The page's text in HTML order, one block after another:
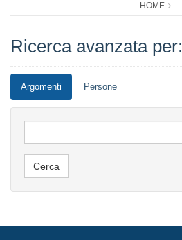
HOME
Ricerca avanzata per:
Argomenti Persone